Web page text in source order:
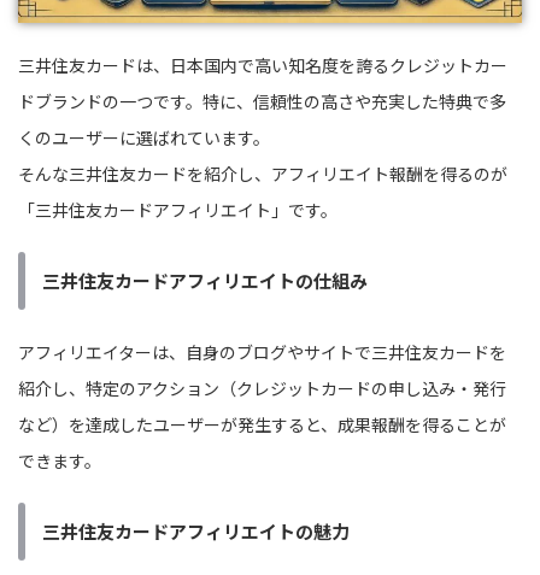
三井住友カードは、日本国内で高い知名度を誇るクレジットカー
ドブランドの一つです。特に、信頼性の高さや充実した特典で多
くのユーザーに選ばれています。
そんな三井住友カードを紹介し、アフィリエイト報酬を得るのが
「三井住友カードアフィリエイト」です。
三井住友カードアフィリエイトの仕組み
アフィリエイターは、自身のブログやサイトで三井住友カードを
紹介し、特定のアクション（クレジットカードの申し込み・発行
など）を達成したユーザーが発生すると、成果報酬を得ることが
できます。
三井住友カードアフィリエイトの魅力